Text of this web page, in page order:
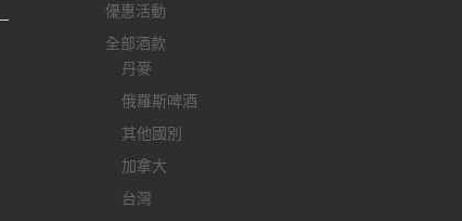
優惠活動
全部酒款
丹麥
俄羅斯啤酒
其他國別
加拿大
台灣